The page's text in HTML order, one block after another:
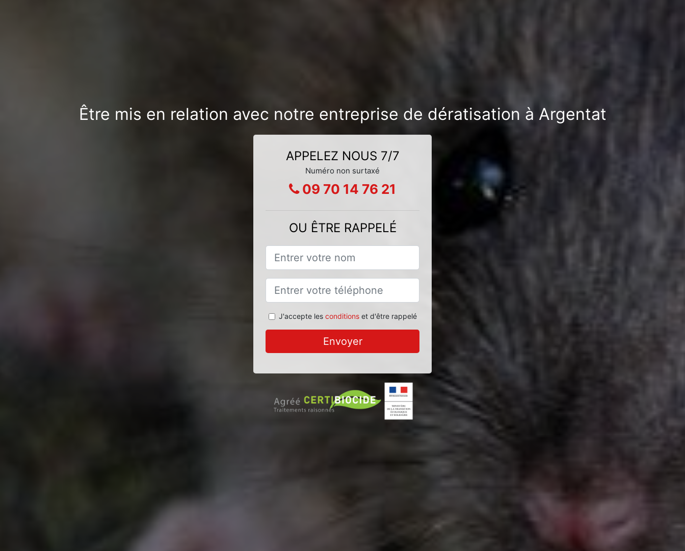
Être mis en relation avec notre entreprise de dératisation à Argentat
APPELEZ NOUS 7/7
Numéro non surtaxé
09 70 14 76 21
OU ÊTRE RAPPELÉ
J'accepte les conditionset d'être rappelé
Envoyer